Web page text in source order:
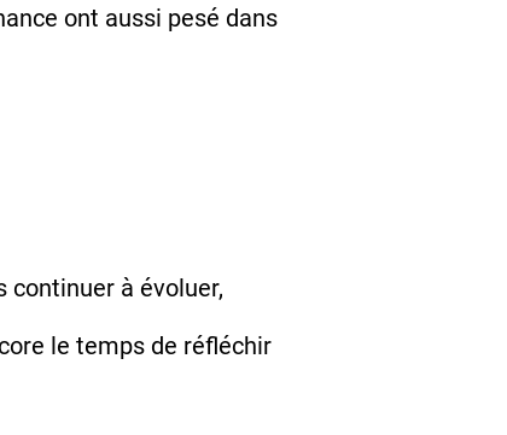
ont aussi pesé dans
continuer à évoluer,
le temps de réfléchir